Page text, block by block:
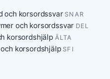
och korsordssvar SNAR
och korsordssvar DEL
korsordshjälp ÄLTA
korsordshjälp SFI